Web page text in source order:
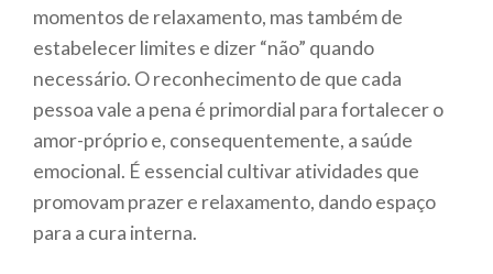
momentos de relaxamento, mas também de
estabelecer limites e dizer “não” quando
necessário. O reconhecimento de que cada
pessoa vale a pena é primordial para fortalecer o
amor-próprio e, consequentemente, a saúde
emocional. É essencial cultivar atividades que
promovam prazer e relaxamento, dando espaço
para a cura interna.